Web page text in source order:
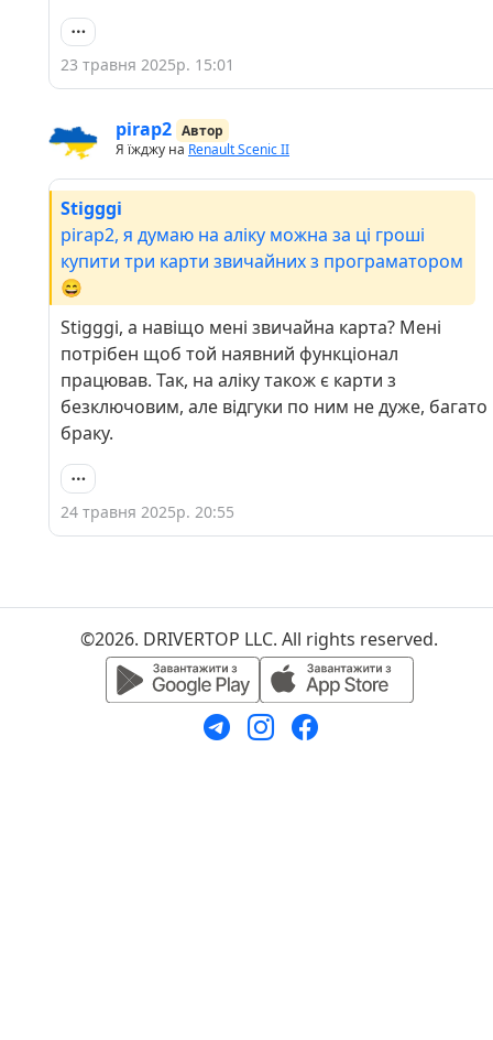
23 травня 2025р. 15:01
pirap2 Автор
Я їжджу на Renault Scenic II
Stigggi
pirap2, я думаю на аліку можна за ці гроші
купити три карти звичайних з програматором
😄
Stigggi, а навіщо мені звичайна карта? Мені
потрібен щоб той наявний функціонал
працював. Так, на аліку також є карти з
безключовим, але відгуки по ним не дуже, багато
браку.
24 травня 2025р. 20:55
©2026. DRIVERTOP LLC. All rights reserved.